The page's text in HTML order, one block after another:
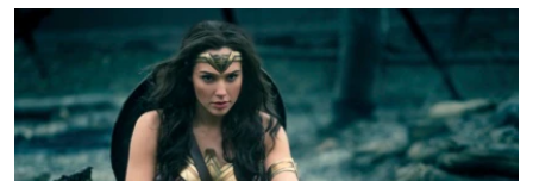
ข้าม
ไป
การ
ค้นหา
วิทยาศาสตร์
สังคมและสุขภาพ
ไลฟ์สไตล์
ตรวจสอบข่าว